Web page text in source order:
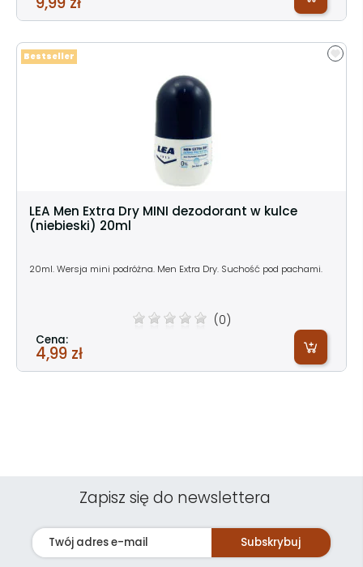
LEA Men Extra Dry MINI dezodorant w kulce
(niebieski) 20ml
20ml. Wersja mini podróżna. Men Extra Dry. Suchość pod pachami.
(0)
Cena:
4,99 zł
Bestseller
Zapisz się do newslettera
Subskrybuj